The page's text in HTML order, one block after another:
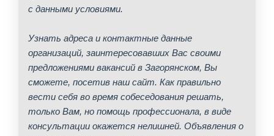
с данными условиями.
Узнать адреса и контактные данные
организаций, заинтересовавших Вас своими
предложениями вакансий в Загорянском, Вы
сможете, посетив наш сайт. Как правильно
вести себя во время собеседования решать,
только Вам, но помощь профессионала, в виде
консультации окажется нелишней. Объявления о